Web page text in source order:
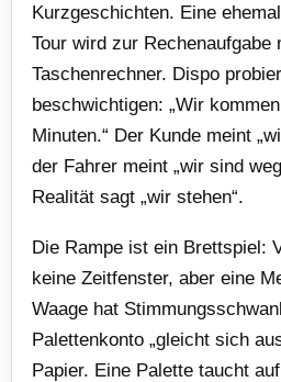
Kurzgeschichten. Eine
Tour wird zur Rechenaufgabe
Taschenrechner. Dispo
beschwichtigen: „Wir
Minuten.“ Der Kunde meint
der Fahrer meint „wir sind
Realität sagt „wir stehen“.
Die Rampe ist ein Brettspiel:
keine Zeitfenster, aber eine
Waage hat
Palettenkonto „gleicht sich
Papier. Eine Palette taucht